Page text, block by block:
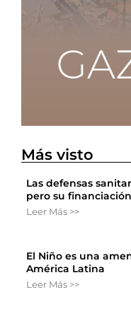
Más visto
Las defensas
pero su
Leer Más >>
El Niño es una
América Latina
Leer Más >>